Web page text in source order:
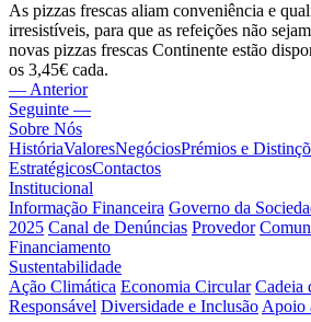
As pizzas frescas aliam conveniência e
irresistíveis, para que as refeições não
novas pizzas frescas Continente estão
os 3,45€ cada.
— Anterior
Seguinte —
Sobre Nós
HistóriaValoresNegóciosPrémios e
EstratégicosContactos
Institucional
Informação Financeira Governo da
2025 Canal de Denúncias Provedor
Financiamento
Sustentabilidade
Ação Climática Economia Circular Cadeia
Responsável Diversidade e Inclusão Apoio